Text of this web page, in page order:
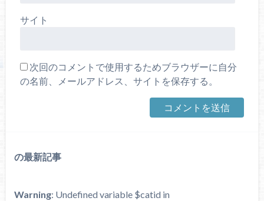
サイト
次回のコメントで使用するためブラウザーに自分
の名前、メールアドレス、サイトを保存する。
の最新記事
Warning: Undefined variable $catid in